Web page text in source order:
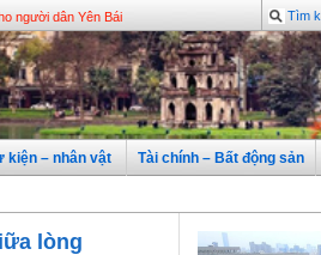
người dân Yên Bái
Đại học Trưng Vương
kiện – nhân vật Tài chính – Bất động sản
lòng